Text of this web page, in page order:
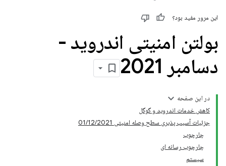
این مرور مفید بود؟
بولتن امنیتی اندروید -
دسامبر 2021
در این صفحه
کاهش خدمات اندروید و گوگل
جزئیات آسیب پذیری سطح وصله امنیتی 01/12/2021
چارچوب
چارچوب رسانه ای
سیستم